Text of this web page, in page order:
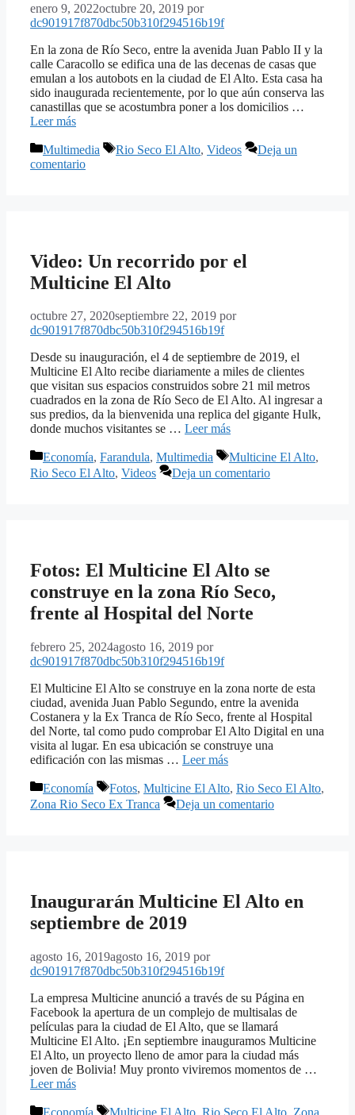
enero 9, 2022octubre 20, 2019 por
dc901917f870dbc50b310f294516b19f
En la zona de Río Seco, entre la avenida Juan Pablo II y la
calle Caracollo se edifica una de las decenas de casas que
emulan a los autobots en la ciudad de El Alto. Esta casa ha
sido inaugurada recientemente, por lo que aún conserva las
canastillas que se acostumbra poner a los domicilios …
Leer más
Categorías
Multimedia Etiquetas
Rio Seco El Alto, Videos
Deja un
comentario
Video: Un recorrido por el
Multicine El Alto
octubre 27, 2020septiembre 22, 2019 por
dc901917f870dbc50b310f294516b19f
Desde su inauguración, el 4 de septiembre de 2019, el
Multicine El Alto recibe diariamente a miles de clientes
que visitan sus espacios construidos sobre 21 mil metros
cuadrados en la zona de Río Seco de El Alto. Al ingresar a
sus predios, da la bienvenida una replica del gigante Hulk,
donde muchos visitantes se … Leer más
Categorías
Economía, Farandula, Multimedia Etiquetas
Multicine El Alto,
Rio Seco El Alto, Videos Deja un comentario
Fotos: El Multicine El Alto se
construye en la zona Río Seco,
frente al Hospital del Norte
febrero 25, 2024agosto 16, 2019 por
dc901917f870dbc50b310f294516b19f
El Multicine El Alto se construye en la zona norte de esta
ciudad, avenida Juan Pablo Segundo, entre la avenida
Costanera y la Ex Tranca de Río Seco, frente al Hospital
del Norte, tal como pudo comprobar El Alto Digital en una
visita al lugar. En esa ubicación se construye una
edificación con las mismas … Leer más
Categorías
Economía Etiquetas
Fotos, Multicine El Alto, Rio Seco El Alto,
Zona Rio Seco Ex Tranca
Deja un comentario
Inaugurarán Multicine El Alto en
septiembre de 2019
agosto 16, 2019agosto 16, 2019 por
dc901917f870dbc50b310f294516b19f
La empresa Multicine anunció a través de su Página en
Facebook la apertura de un complejo de multisalas de
películas para la ciudad de El Alto, que se llamará
Multicine El Alto. ¡En septiembre inauguramos Multicine
El Alto, un proyecto lleno de amor para la ciudad más
joven de Bolivia! Muy pronto viviremos momentos de …
Leer más
Categorías
Economía Etiquetas
Multicine El Alto Rio Seco El Alto Zona